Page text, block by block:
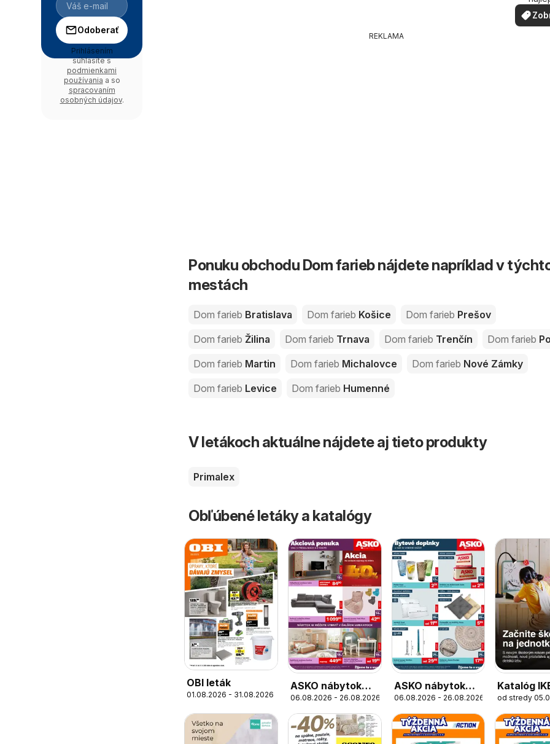
REKLAMA
Ponuku obchodu Dom farieb nájdete napríklad v
mestách
Dom farieb Bratislava Dom farieb Košice Dom farieb Prešov
Dom farieb Žilina Dom farieb Trnava Dom farieb Trenčín Dom farieb
Dom farieb Martin Dom farieb Michalovce Dom farieb Nové Zámky
Dom farieb Levice Dom farieb Humenné
V letákoch aktuálne nájdete aj tieto produkty
Primalex
Obľúbené letáky a katalógy
OBI leták
01.08.2026 - 31.08.2026
ASKO nábytok
leták
06.08.2026 - 26.08.2026
ASKO nábytok
Bytové doplnky
06.08.2026 - 26.08.2026
Katalóg
od stredy
Odoberať
Prihlásením
súhlasíte s
podmienkami
používania a so
spracovaním
osobných údajov.